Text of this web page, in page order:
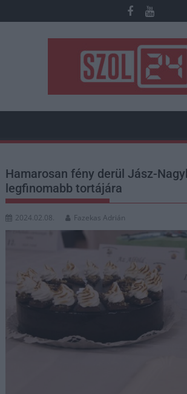
to
Hamarosan fény derül Jász-
legfinomabb tortájára
2024.02.08. Fazekas Adrián